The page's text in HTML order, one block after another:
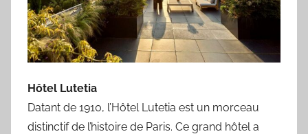
Hôtel Lutetia
Datant de 1910, l’Hôtel Lutetia est un morceau
distinctif de l’histoire de Paris. Ce grand hôtel a